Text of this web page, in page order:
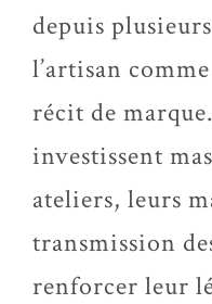
depuis
l’artisan
récit de
investissent
ateliers, leurs
transmission
renforcer leur